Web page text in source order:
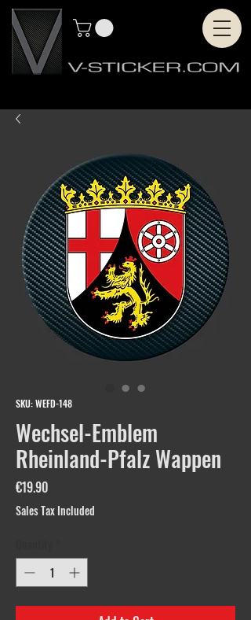
SKU: WEFD-148
Wechsel-Emblem
Rheinland-Pfalz Wappen
€19.90
Sales Tax Included